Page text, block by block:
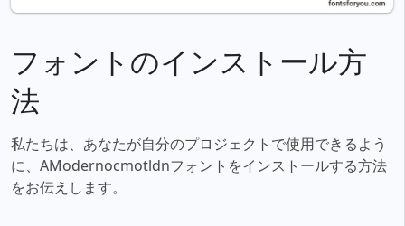
フォントのインストール方
法
私たちは、あなたが自分のプロジェクトで使用できるよう
に、AModernocmotldnフォントをインストールする方法
をお伝えします。